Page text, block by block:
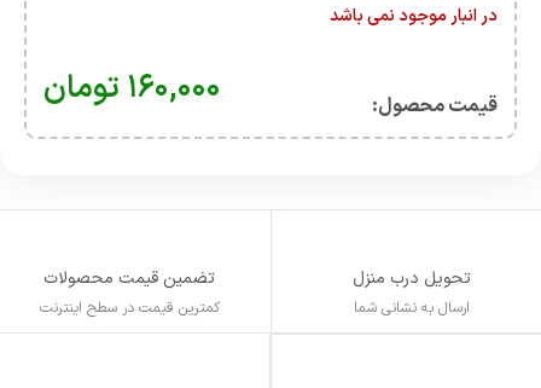
در انبار موجود نمی باشد
قیمت محصول:​ ۱۶۰,۰۰۰ تومان
تحویل درب منزل
ارسال به نشانی شما
تضمین قیمت محصولات
کمترین قیمت در سطح اینترنت